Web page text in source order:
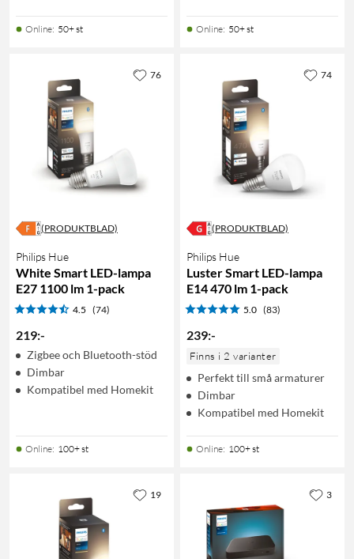
Online: 50+ st Online: 50+ st
(PRODUKTBLAD)
Philips Hue
White Smart LED-lampa
E27 1100 lm 1-pack
4.5 (74)
219:-
Zigbee och Bluetooth-stöd
Dimbar
Kompatibel med Homekit
Online: 100+ st
76
(PRODUKTBLAD)
Philips Hue
Luster Smart LED-lampa
E14 470 lm 1-pack
5.0 (83)
239:-
Finns i 2 varianter
Perfekt till små armaturer
Dimbar
Kompatibel med Homekit
Online: 100+ st
74
19 3